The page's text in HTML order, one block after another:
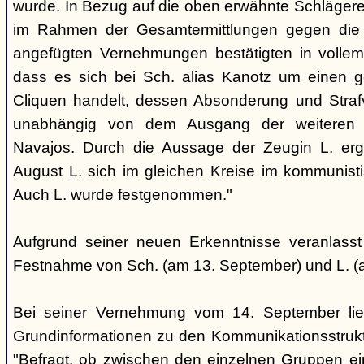
wurde. In Bezug auf die oben erwähnte
im Rahmen der Gesamtermittlungen gegen
angefügten Vernehmungen bestätigten in
dass es sich bei Sch. alias Kanotz um einen
Cliquen handelt, dessen Absonderung und
unabhängig von dem Ausgang der weiteren
Navajos. Durch die Aussage der Zeugin L.
August L. sich im gleichen Kreise im
Auch L. wurde festgenommen."
Aufgrund seiner neuen Erkenntnisse
Festnahme von Sch. (am 13. September) und L.
Bei seiner Vernehmung vom 14. September
Grundinformationen zu den
"Befragt, ob zwischen den einzelnen Gruppen